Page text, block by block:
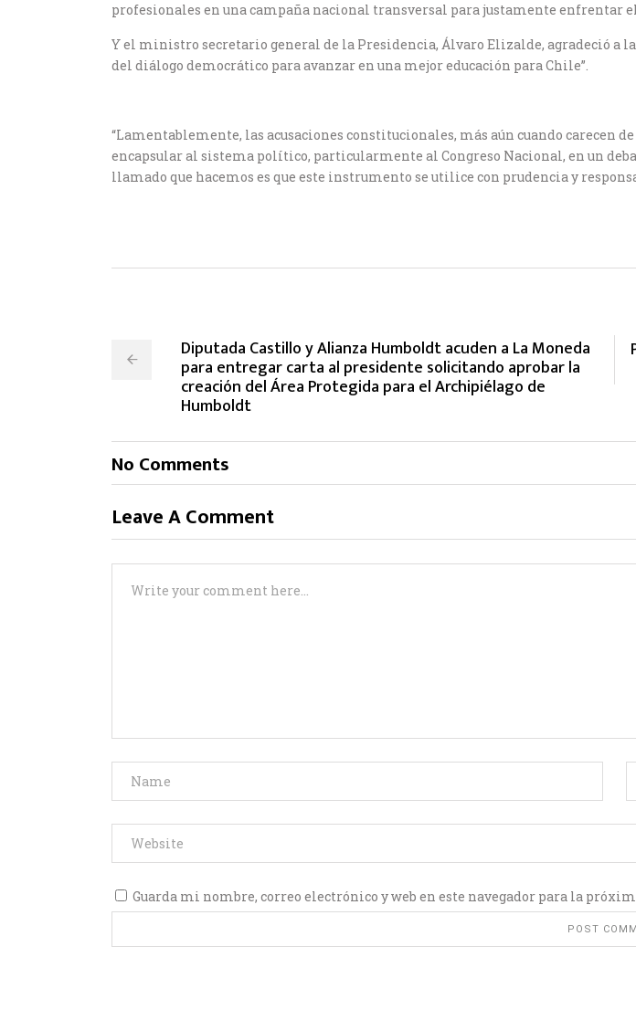
profesionales en una campaña nacional transversal para justamente enfrentar
Y el ministro secretario general de la Presidencia, Álvaro Elizalde, agradeció a
del diálogo democrático para avanzar en una mejor educación para Chile”.
“Lamentablemente, las acusaciones constitucionales, más aún cuando carecen
encapsular al sistema político, particularmente al Congreso Nacional, en un
llamado que hacemos es que este instrumento se utilice con prudencia y
Diputada Castillo y Alianza Humboldt acuden a La Moneda
para entregar carta al presidente solicitando aprobar la
creación del Área Protegida para el Archipiélago de
Humboldt
No Comments
Leave A Comment
Guarda mi nombre, correo electrónico y web en este navegador para la